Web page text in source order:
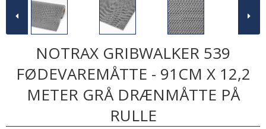
NOTRAX GRIBWALKER 539
FØDEVAREMÅTTE - 91CM X 12,2
METER GRÅ DRÆNMÅTTE PÅ
RULLE